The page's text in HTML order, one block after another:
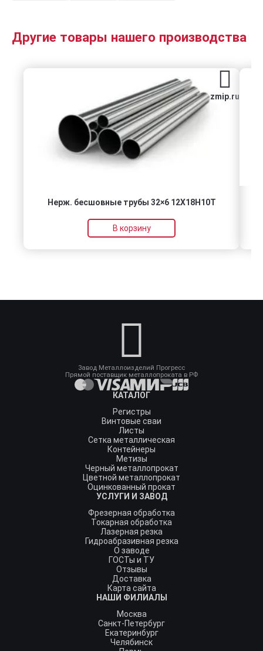
Другие товары нашего производства
zmip.ru
Нерж. бесшовные трубы 32×6 12Х18Н10Т
В корзину
Завод Металлоизделий Прогресс
Прямой поставщик металлопроката в РФ
КАТАЛОГ
Регистры
Винтовые сваи
Листы
Сетка металлическая
Контейнеры
Метизы
Черный металлопрокат
Цветной металлопрокат
Оцинкованный прокат
УСЛУГИ И ЗАВОД
Фрезерная обработка
Токарная обработка
Лазерная резка
Гидроабразивная резка
О заводе
ГОСТы и ТУ
Отзывы
Доставка
Карта сайта
НАШИ ФИЛИАЛЫ
Москва
Санкт-Петербург
Екатеринбург
Челябинск